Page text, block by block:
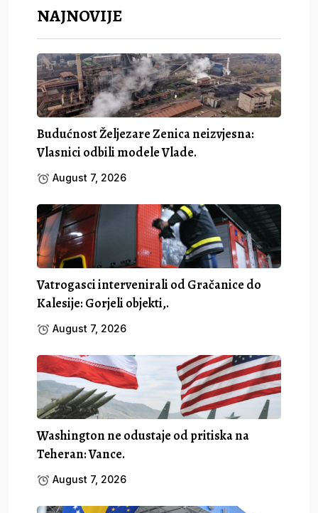
NAJNOVIJE
Budućnost Željezare Zenica neizvjesna:
Vlasnici odbili modele Vlade.
August 7, 2026
Vatrogasci intervenirali od Gračanice do
Kalesije: Gorjeli objekti,.
August 7, 2026
Washington ne odustaje od pritiska na
Teheran: Vance.
August 7, 2026